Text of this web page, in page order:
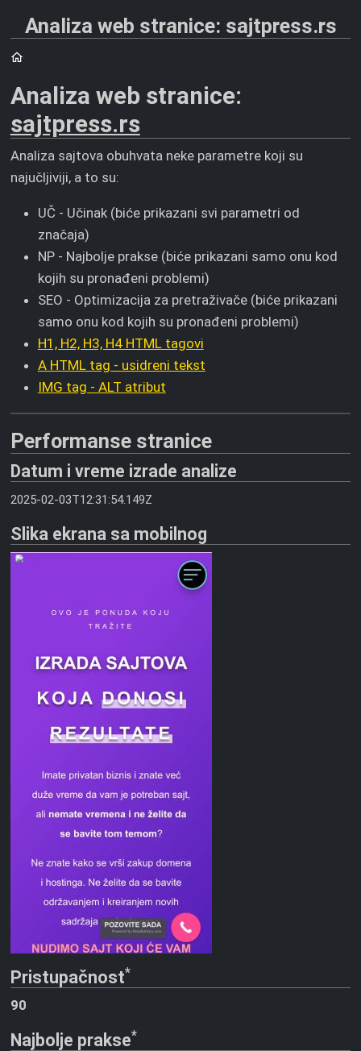
Analiza web stranice: sajtpress.rs
Početna
Analiza web stranice:
sajtpress.rs
Analiza sajtova obuhvata neke parametre koji su
najučljiviji, a to su:
UČ - Učinak (biće prikazani svi parametri od
značaja)
NP - Najbolje prakse (biće prikazani samo onu kod
kojih su pronađeni problemi)
SEO - Optimizacija za pretraživače (biće prikazani
samo onu kod kojih su pronađeni problemi)
H1, H2, H3, H4 HTML tagovi
A HTML tag - usidreni tekst
IMG tag - ALT atribut
Performanse stranice
Datum i vreme izrade analize
2025-02-03T12:31:54.149Z
Slika ekrana sa mobilnog
Pristupačnost*
90
Najbolje prakse*